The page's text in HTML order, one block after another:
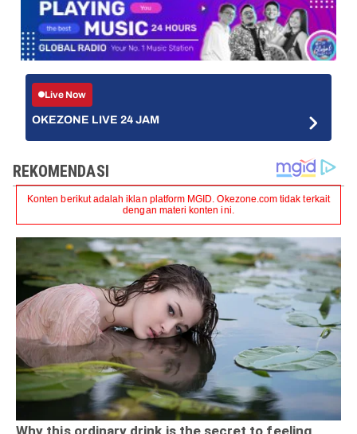
Live Now
OKEZONE LIVE 24 JAM